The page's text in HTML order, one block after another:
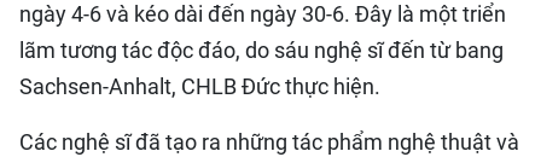
ngày 4-6 và kéo dài đến ngày 30-6. Ðây là một triển
lãm tương tác độc đáo, do sáu nghệ sĩ đến từ bang
Sachsen-Anhalt, CHLB Ðức thực hiện.
Các nghệ sĩ đã tạo ra những tác phẩm nghệ thuật và